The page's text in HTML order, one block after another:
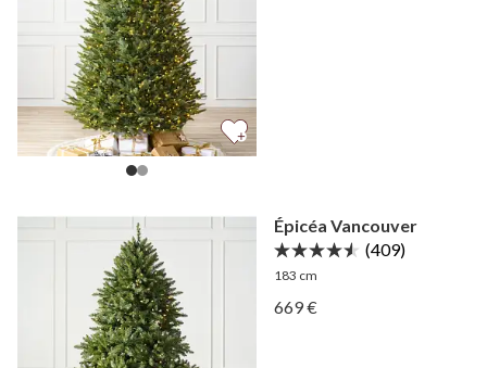
Épicéa Vancouver
(409)
183 cm
Afficher Épicéa
Afficher Épicéa
669 €